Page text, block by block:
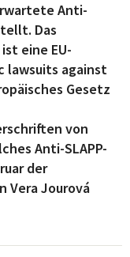
Anti-
Das
eine EU-
lawsuits against
Gesetz
von
Anti-SLAPP-
der
Vera Jourová